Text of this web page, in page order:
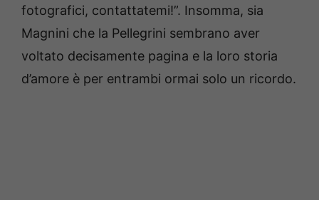
fotografici, contattatemi!”. Insomma, sia
Magnini che la Pellegrini sembrano aver
voltato decisamente pagina e la loro storia
d’amore è per entrambi ormai solo un ricordo.